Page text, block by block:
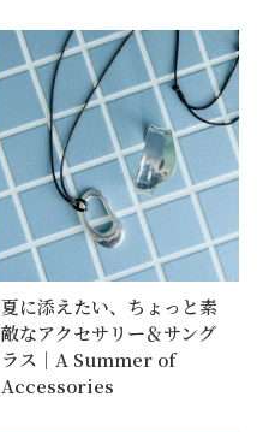
夏に添えたい、ちょっと素
敵なアクセサリー＆サング
ラス｜A Summer of
Accessories